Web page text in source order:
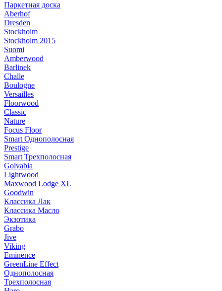
Паркетная доска
Aberhof
Dresden
Stockholm
Stockholm 2015
Suomi
Amberwood
Barlinek
Challe
Boulogne
Versailles
Floorwood
Classic
Nature
Focus Floor
Smart Однополосная
Prestige
Smart Трехполосная
Golvabia
Lightwood
Maxwood Lodge XL
Goodwin
Классика Лак
Классика Масло
Экзотика
Grabo
Jive
Viking
Eminence
GreenLine Effect
Однополосная
Трехполосная